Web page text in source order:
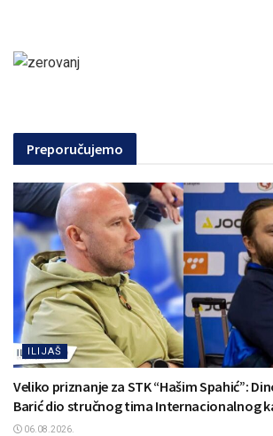
Preporučujemo
ILIJAŠ
Veliko priznanje za STK “Hašim Spahić”:
Barić dio stručnog tima Internacionalnog
06.08.2026.